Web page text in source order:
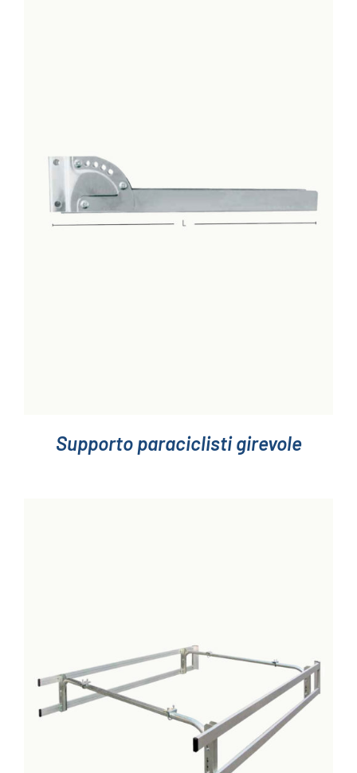
Supporto paraciclisti girevole
DETTAGLI